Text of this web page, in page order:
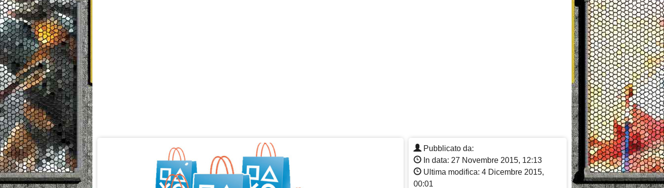
Pubblicato da:
In data: 27 Novembre 2015, 12:13
Ultima modifica: 4 Dicembre 2015,
00:01